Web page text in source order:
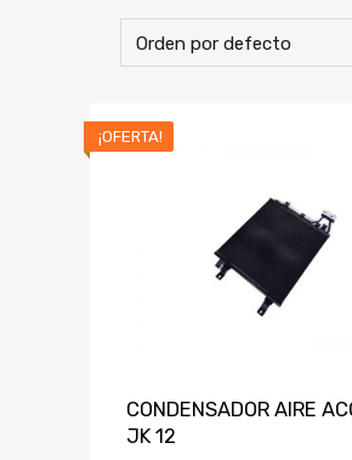
¡OFERTA!
CONDENSADOR AIRE
JK 12